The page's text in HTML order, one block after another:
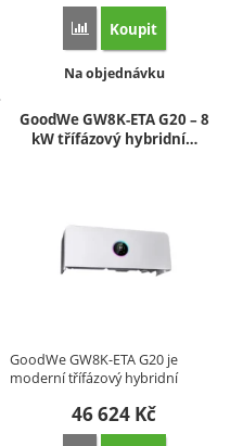
ETA G20 – 6 kW třífázový
Přidat 'GoodWe
Koupit
Dostupnost:
Na objednávku
GoodWe GW8K-ETA G20 – 8
kW třífázový hybridní…
GoodWe GW8K-ETA G20 je
moderní třífázový hybridní
46 624 Kč